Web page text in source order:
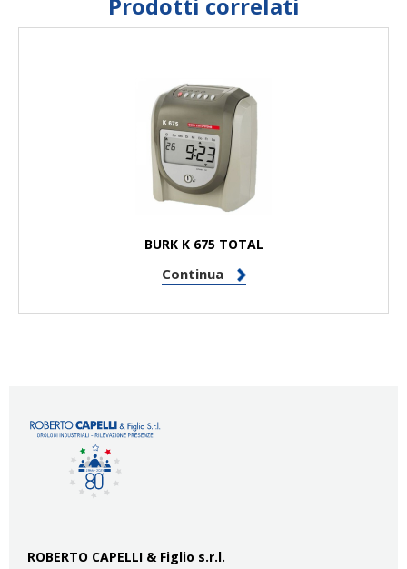
BURK K 675 TOTAL
Continua
ROBERTO CAPELLI & Figlio s.r.l.